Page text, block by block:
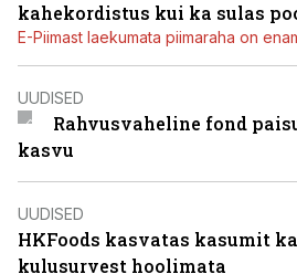
kahekordistus kui ka sulas
E-Piimast laekumata piimaraha on
UUDISED
Rahvusvaheline fond
kasvu
UUDISED
HKFoods kasvatas kasumit
kulusurvest hoolimata